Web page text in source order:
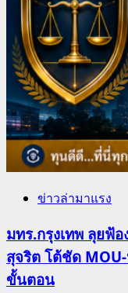
ข่าวล่ามาแรง
มทร.กรุงเทพ ลุยฟ้
สุจริต โต้ชัด
ขั้นตอน